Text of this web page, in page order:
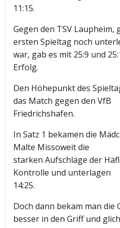
11:15.
Gegen den TSV Laupheim,
ersten Spieltag noch
war, gab es mit 25:9 und
Erfolg.
Den Höhepunkt des
das Match gegen den VfB
Friedrichshafen.
In Satz 1 bekamen die
Malte Missoweit die
starken Aufschläge der
Kontrolle und unterlagen
14:25.
Doch dann bekam man die
besser in den Griff und glich